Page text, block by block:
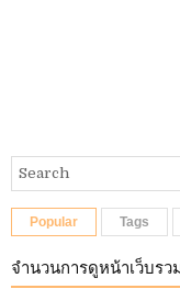
Popular Tags
จำนวนการดูหน้าเว็บรว